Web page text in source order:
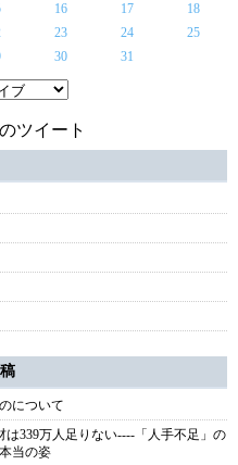
16 17
18
23 24
25
30 31
ツイート
について
339万人足りない----「人手不足」の
当の姿